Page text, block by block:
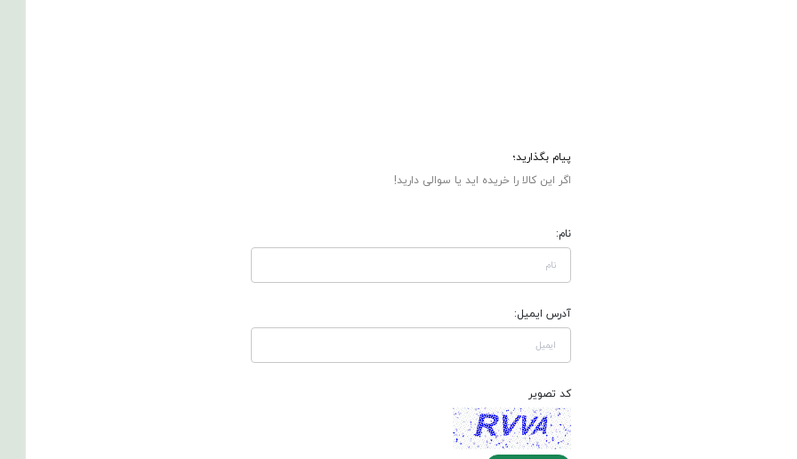
پیام بگذارید؛
اگر این کالا را خریده اید یا سوالی دارید!
نام:
آدرس ایمیل:
کد تصویر